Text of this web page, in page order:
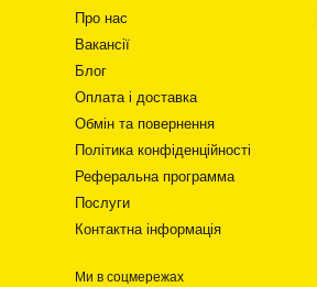
Про нас
Вакансії
Блог
Оплата і доставка
Обмін та повернення
Політика конфіденційності
Реферальна программа
Послуги
Контактна інформація
Ми в соцмережах